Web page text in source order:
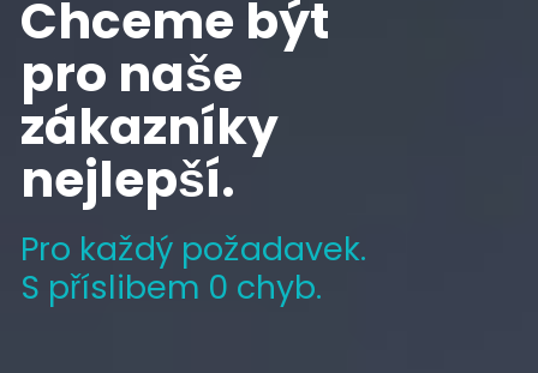
Chceme být
pro naše
zákazníky
nejlepší.
Pro každý požadavek.
S příslibem 0 chyb.